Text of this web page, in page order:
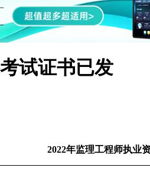
试证书已发
2022年监理工程师执业